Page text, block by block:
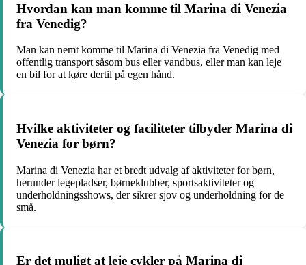
Hvordan kan man komme til Marina di Venezia
fra Venedig?
Man kan nemt komme til Marina di Venezia fra Venedig med
offentlig transport såsom bus eller vandbus, eller man kan leje
en bil for at køre dertil på egen hånd.
Hvilke aktiviteter og faciliteter tilbyder Marina di
Venezia for børn?
Marina di Venezia har et bredt udvalg af aktiviteter for børn,
herunder legepladser, børneklubber, sportsaktiviteter og
underholdningsshows, der sikrer sjov og underholdning for de
små.
Er det muligt at leje cykler på Marina di